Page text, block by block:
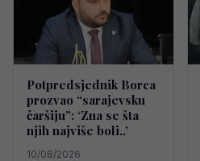
Potpredsjednik Borca
prozvao “sarajevsku
čaršiju”: ‘Zna se šta
njih najviše boli..’
10/08/2026